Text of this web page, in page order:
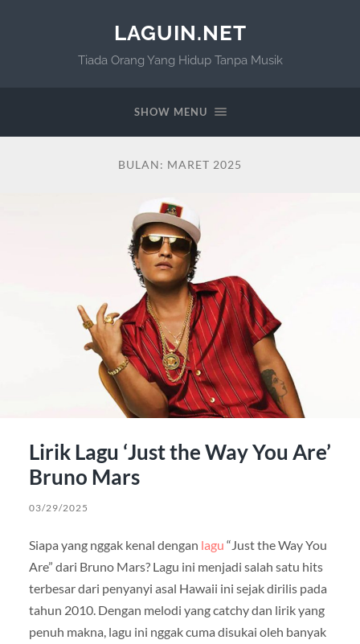
LAGUIN.NET
Tiada Orang Yang Hidup Tanpa Musik
SHOW MENU
BULAN: MARET 2025
Lirik Lagu ‘Just the Way You Are’
Bruno Mars
03/29/2025
Siapa yang nggak kenal dengan lagu “Just the Way You
Are” dari Bruno Mars? Lagu ini menjadi salah satu hits
terbesar dari penyanyi asal Hawaii ini sejak dirilis pada
tahun 2010. Dengan melodi yang catchy dan lirik yang
penuh makna, lagu ini nggak cuma disukai oleh banyak